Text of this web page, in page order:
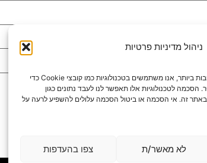
ניהול מדיניות פרטיות
כדי לספק את חוויות המשתמש הטובות ביותר, אנו משתמשים בטכנולוגיות כמו קובצי Cookie כדי
לטכנולוגיות אלו תאפשר לנו לעבד נתונים כגון
באתר זה. אי הסכמה או ביטול הסכמה עלולים להשפיע לרעה על
לא מאשר/ת צפו בהעדפות